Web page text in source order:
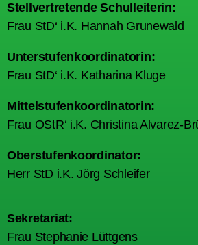
Stellvertretende Schulleiterin:
Frau StD‘ i.K. Hannah Grunewald
Unterstufenkoordinatorin:
Frau StD‘ i.K. Katharina Kluge
Mittelstufenkoordinatorin:
Frau OStR‘ i.K. Christina Alvarez-
Oberstufenkoordinator:
Herr StD i.K. Jörg Schleifer
Sekretariat:
Frau Stephanie Lüttgens